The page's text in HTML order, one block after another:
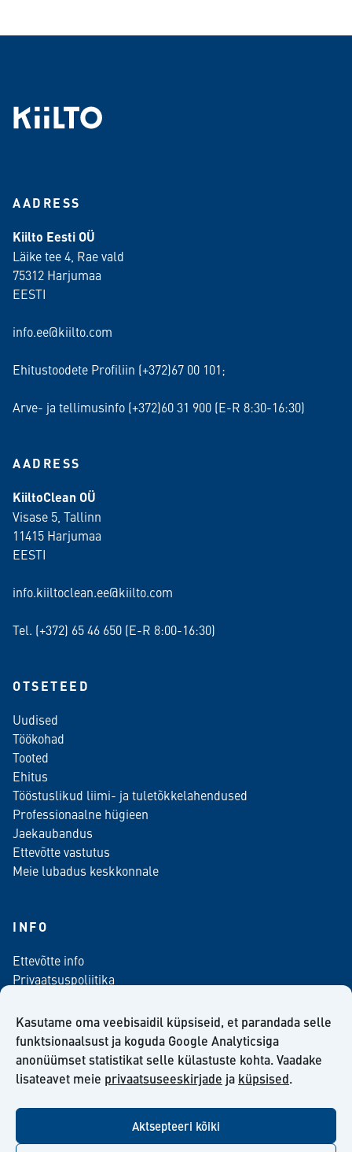
Kasutame oma veebisaidil küpsiseid, et parandada selle
funktsionaalsust ja koguda Google Analyticsiga
anonüümset statistikat selle külastuste kohta. Vaadake
lisateavet meie privaatsuseeskirjade ja küpsised.
Aktsepteeri kõiki
AADRESS
Kiilto Eesti OÜ
Läike tee 4, Rae vald
75312 Harjumaa
EESTI
info.ee@kiilto.com
Ehitustoodete Profiliin (+372)67 00 101;
Arve- ja tellimusinfo (+372)60 31 900 (E-R 8:30-16:30)
AADRESS
KiiltoClean OÜ
Visase 5, Tallinn
11415 Harjumaa
EESTI
info.kiiltoclean.ee@kiilto.com
Tel. (+372) 65 46 650 (E-R 8:00-16:30)
OTSETEED
Uudised
Töökohad
Tooted
Ehitus
Tööstuslikud liimi- ja tuletõkkelahendused
Professionaalne hügieen
Jaekaubandus
Ettevõtte vastutus
Meie lubadus keskkonnale
INFO
Ettevõtte info
Privaatsuspoliitika
Meediale
Telli meie uudiskiri
Kiilto Eesti OÜ müügilepingu tingimused
youtube